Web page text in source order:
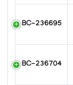
BC-236695
BC-236704